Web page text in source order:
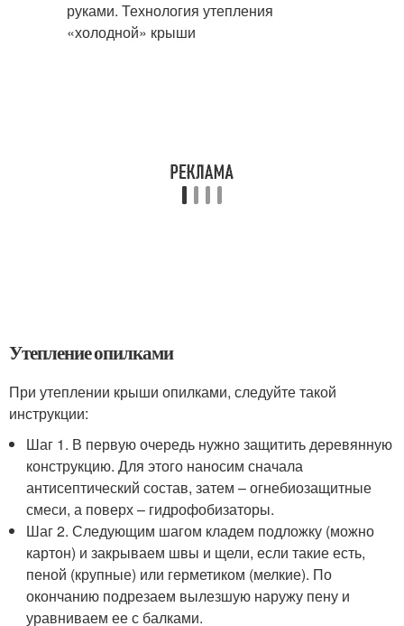
Утепление опилками
При утеплении крыши опилками, следуйте такой
инструкции:
Шаг 1. В первую очередь нужно защитить деревянную
конструкцию. Для этого наносим сначала
антисептический состав, затем – огнебиозащитные
смеси, а поверх – гидрофобизаторы.
Шаг 2. Следующим шагом кладем подложку (можно
картон) и закрываем швы и щели, если такие есть,
пеной (крупные) или герметиком (мелкие). По
окончанию подрезаем вылезшую наружу пену и
уравниваем ее с балками.